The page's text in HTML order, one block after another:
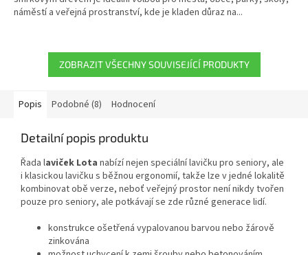
náměstí a veřejná prostranství, kde je kladen důraz na...
ZOBRAZIT VŠECHNY SOUVISEJÍCÍ PRODUKTY
Popis Podobné (8) Hodnocení
Detailní popis produktu
Řada laviček Lota nabízí nejen speciální lavičku pro seniory, ale
i klasickou lavičku s běžnou ergonomií, takže lze v jedné lokalitě
kombinovat obě verze, neboť veřejný prostor není nikdy tvořen
pouze pro seniory, ale potkávají se zde různé generace lidí.
konstrukce ošetřená vypalovanou barvou nebo žárově
zinkována